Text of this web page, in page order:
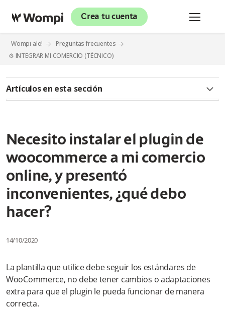
Crea tu cuenta
Wompi alo!
Preguntas frecuentes
⚙️ INTEGRAR MI COMERCIO (TÉCNICO)
Artículos en esta sección
¿Qué pasa si la transferencia hizo un débito doble a mi
¿Qué debo hacer si requiero un comprobante de una
transferencia realizada por Tokenbox y/o Oneclick?
¿Puedo utilizar pagos Tokenbox y/o Oneclick desde cuentas
de diferentes bancos?
¿Por qué cambian los conceptos de pagos realizados por
¿Qué debo hacer si necesito cambiar o eliminar la cuenta que
tengo inscrita?
¿Por medio de qué canales puedo acceder a este servicio?
Necesito instalar el plugin de
woocommerce a mi comercio
online, y presentó
inconvenientes, ¿qué debo
hacer?
14/10/2020
La plantilla que utilice debe seguir los estándares de
WooCommerce, no debe tener cambios o adaptaciones
extra para que el plugin le pueda funcionar de manera
correcta.